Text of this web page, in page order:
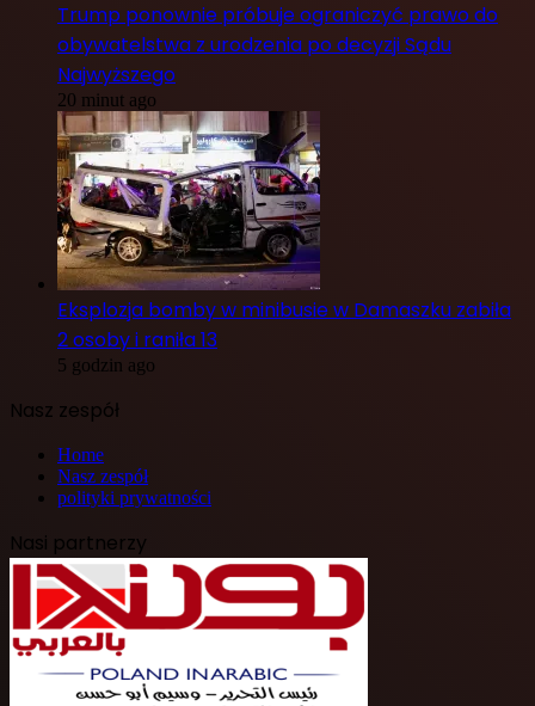
Trump ponownie próbuje ograniczyć prawo do
obywatelstwa z urodzenia po decyzji Sądu
Najwyższego
20 minut ago
Eksplozja bomby w minibusie w Damaszku zabiła
2 osoby i raniła 13
5 godzin ago
Nasz zespół
Home
Nasz zespół
polityki prywatności
Nasi partnerzy